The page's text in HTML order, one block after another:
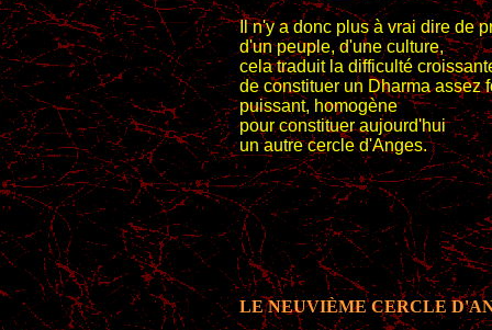
Il n'y a donc plus à vrai dire de
d'un peuple, d'une culture,
cela traduit la difficulté
de constituer un Dharma assez
puissant, homogène
pour constituer aujourd'hui
un autre cercle d'Anges.
LE NEUVIÈME CERCLE